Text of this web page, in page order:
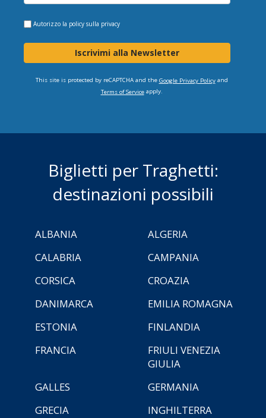
Autorizzo la policy sulla privacy
Iscrivimi alla Newsletter
This site is protected by reCAPTCHA and the Google Privacy Policyand
Terms of Serviceapply.
Biglietti per Traghetti:
destinazioni possibili
ALBANIA
ALGERIA
CALABRIA
CAMPANIA
CORSICA
CROAZIA
DANIMARCA
EMILIA ROMAGNA
ESTONIA
FINLANDIA
FRANCIA
FRIULI VENEZIA
GIULIA
GALLES
GERMANIA
GRECIA
INGHILTERRA